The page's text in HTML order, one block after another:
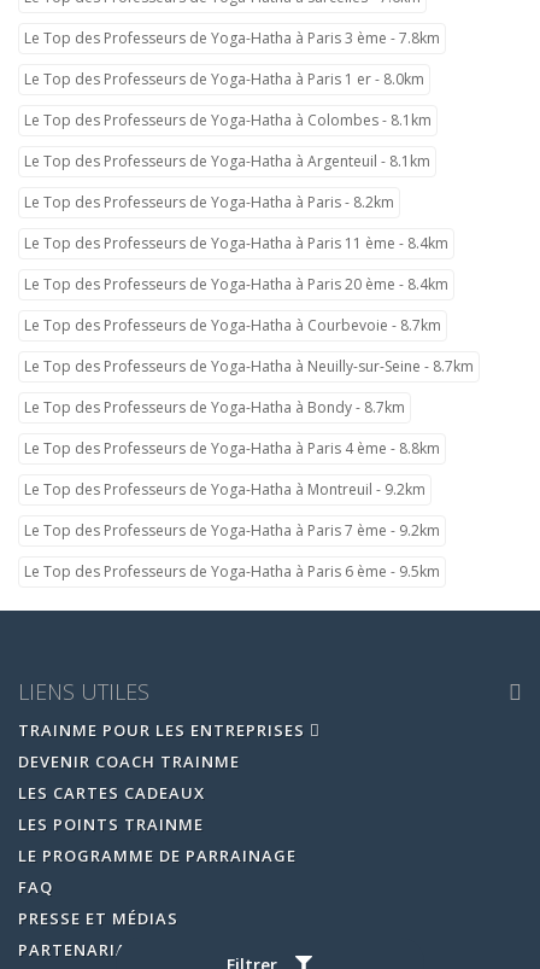
Le Top des Professeurs de Yoga-Hatha à Paris 3 ème - 7.8km
Le Top des Professeurs de Yoga-Hatha à Paris 1 er - 8.0km
Le Top des Professeurs de Yoga-Hatha à Colombes - 8.1km
Le Top des Professeurs de Yoga-Hatha à Argenteuil - 8.1km
Le Top des Professeurs de Yoga-Hatha à Paris - 8.2km
Le Top des Professeurs de Yoga-Hatha à Paris 11 ème - 8.4km
Le Top des Professeurs de Yoga-Hatha à Paris 20 ème - 8.4km
Le Top des Professeurs de Yoga-Hatha à Courbevoie - 8.7km
Le Top des Professeurs de Yoga-Hatha à Neuilly-sur-Seine - 8.7km
Le Top des Professeurs de Yoga-Hatha à Bondy - 8.7km
Le Top des Professeurs de Yoga-Hatha à Paris 4 ème - 8.8km
Le Top des Professeurs de Yoga-Hatha à Montreuil - 9.2km
Le Top des Professeurs de Yoga-Hatha à Paris 7 ème - 9.2km
Le Top des Professeurs de Yoga-Hatha à Paris 6 ème - 9.5km
LIENS UTILES
TRAINME POUR LES ENTREPRISES
DEVENIR COACH TRAINME
LES CARTES CADEAUX
LES POINTS TRAINME
LE PROGRAMME DE PARRAINAGE
FAQ
PRESSE ET MÉDIAS
PARTENARIAT